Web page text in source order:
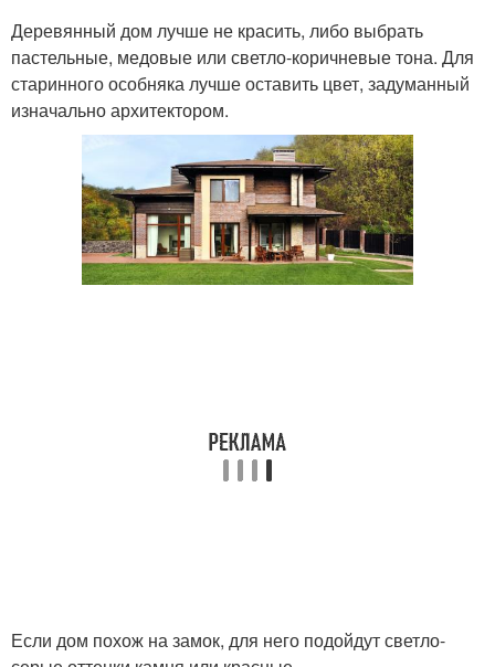
Деревянный дом лучше не красить, либо выбрать
пастельные, медовые или светло-коричневые тона. Для
старинного особняка лучше оставить цвет, задуманный
изначально архитектором.
Если дом похож на замок, для него подойдут светло-